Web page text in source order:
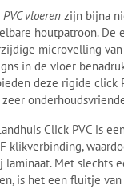
vloeren zijn bijna
houtpatroon.
microvelling
in de vloer
deze rigide click
Click PVC is
klikverbinding,
laminaat. Met slechts
is het een fluitje